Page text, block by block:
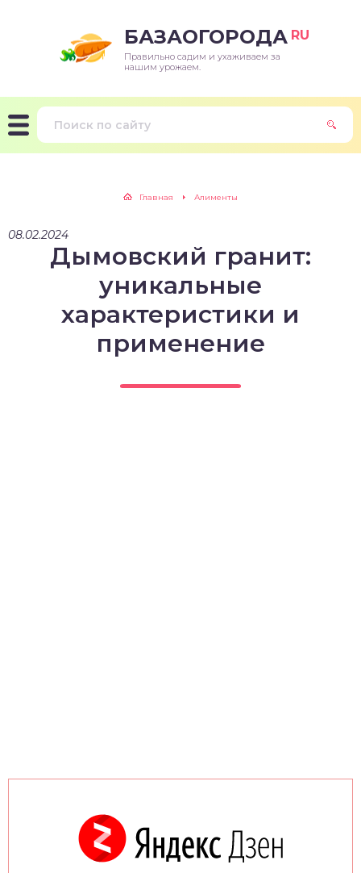
БАЗАОГОРОДА RU
Правильно садим и ухаживаем за
нашим урожаем.
Главная Алименты
08.02.2024
Дымовский гранит:
уникальные
характеристики и
применение